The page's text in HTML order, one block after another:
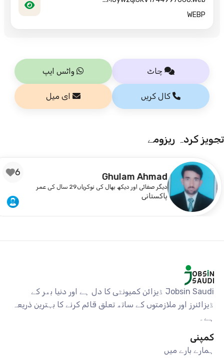
WEBP
چاٹ واٹس ایپ
کال کریں ای میل
تجویز کردہ ریزومے
Ghulam Ahmad
دیگر صفائی اور دیکھ بھال کی نوکریاں29 سال کی عمر
پاکستانی
6
Jobsin Saudi ڈیزائن کمیونٹی کا دل ہے اور دنیا بھر کے
ڈیزائنرز اور ملازمتوں کے ساتھ تعلق قائم کرنے کا بہترین ذریعہ
ہے۔
کمپنی
ہمارے بارے میں